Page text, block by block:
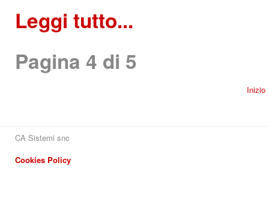
Leggi tutto...
Pagina 4 di 5
Inizio
CA Sistemi snc
Cookies Policy